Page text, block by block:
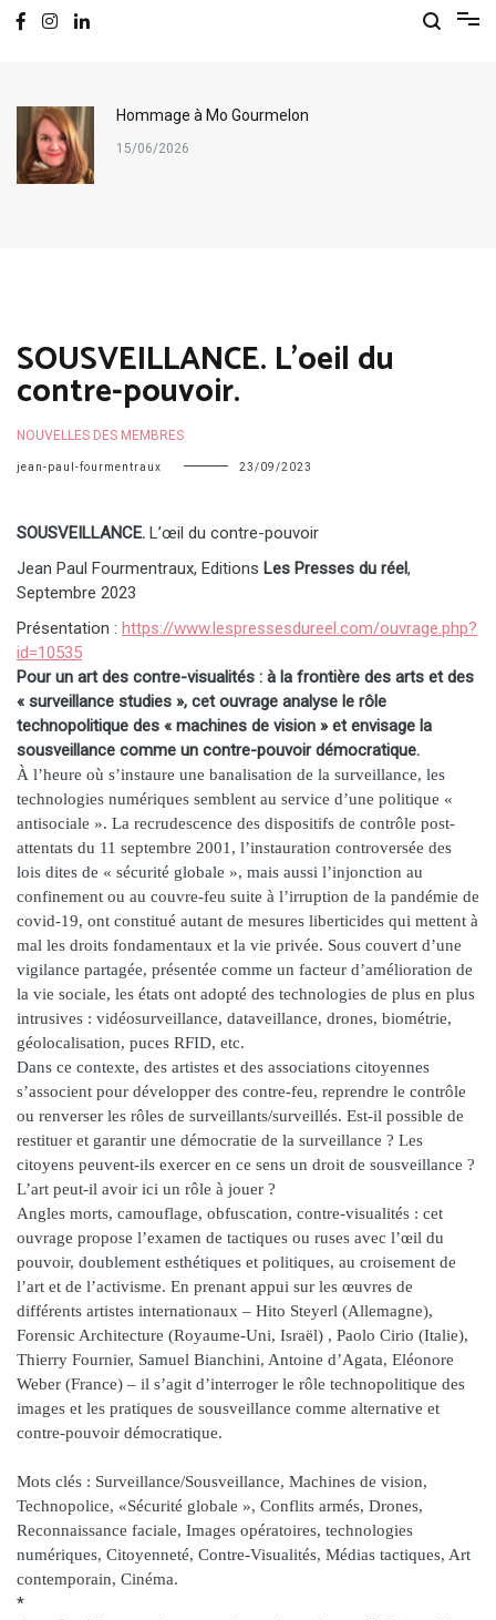
Hommage à Mo Gourmelon
15/06/2026
SOUSVEILLANCE. L’oeil du
contre-pouvoir.
NOUVELLES DES MEMBRES
jean-paul-fourmentraux 23/09/2023
SOUSVEILLANCE. L’œil du contre-pouvoir
Jean Paul Fourmentraux, Editions Les Presses du réel,
Septembre 2023
Présentation : https://www.lespressesdureel.com/ouvrage.php?
id=10535
Pour un art des contre-visualités : à la frontière des arts et des
« surveillance studies », cet ouvrage analyse le rôle
technopolitique des « machines de vision » et envisage la
sousveillance comme un contre-pouvoir démocratique.
À l’heure où s’instaure une banalisation de la surveillance, les
technologies numériques semblent au service d’une politique «
antisociale ». La recrudescence des dispositifs de contrôle post-
attentats du 11 septembre 2001, l’instauration controversée des
lois dites de « sécurité globale », mais aussi l’injonction au
confinement ou au couvre-feu suite à l’irruption de la pandémie de
covid-19, ont constitué autant de mesures liberticides qui mettent à
mal les droits fondamentaux et la vie privée. Sous couvert d’une
vigilance partagée, présentée comme un facteur d’amélioration de
la vie sociale, les états ont adopté des technologies de plus en plus
intrusives : vidéosurveillance, dataveillance, drones, biométrie,
géolocalisation, puces RFID, etc.
Dans ce contexte, des artistes et des associations citoyennes
s’associent pour développer des contre-feu, reprendre le contrôle
ou renverser les rôles de surveillants/surveillés. Est-il possible de
restituer et garantir une démocratie de la surveillance ? Les
citoyens peuvent-ils exercer en ce sens un droit de sousveillance ?
L’art peut-il avoir ici un rôle à jouer ?
Angles morts, camouflage, obfuscation, contre-visualités : cet
ouvrage propose l’examen de tactiques ou ruses avec l’œil du
pouvoir, doublement esthétiques et politiques, au croisement de
l’art et de l’activisme. En prenant appui sur les œuvres de
différents artistes internationaux – Hito Steyerl (Allemagne),
Forensic Architecture (Royaume-Uni, Israël) , Paolo Cirio (Italie),
Thierry Fournier, Samuel Bianchini, Antoine d’Agata, Eléonore
Weber (France) – il s’agit d’interroger le rôle technopolitique des
images et les pratiques de sousveillance comme alternative et
contre-pouvoir démocratique.
Mots clés : Surveillance/Sousveillance, Machines de vision,
Technopolice, «Sécurité globale », Conflits armés, Drones,
Reconnaissance faciale, Images opératoires, technologies
numériques, Citoyenneté, Contre-Visualités, Médias tactiques, Art
contemporain, Cinéma.
*